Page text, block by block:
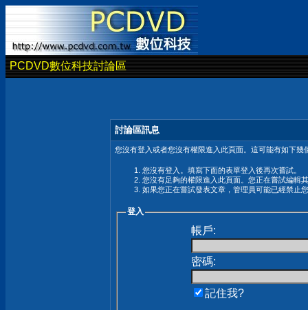
PCDVD數位科技討論區
討論區訊息
您沒有登入或者您沒有權限進入此頁面。這可能有如下幾
您沒有登入。填寫下面的表單登入後再次嘗試。
您沒有足夠的權限進入此頁面。您正在嘗試編輯
如果您正在嘗試發表文章，管理員可能已經禁止
登入
帳戶:
密碼:
記住我?